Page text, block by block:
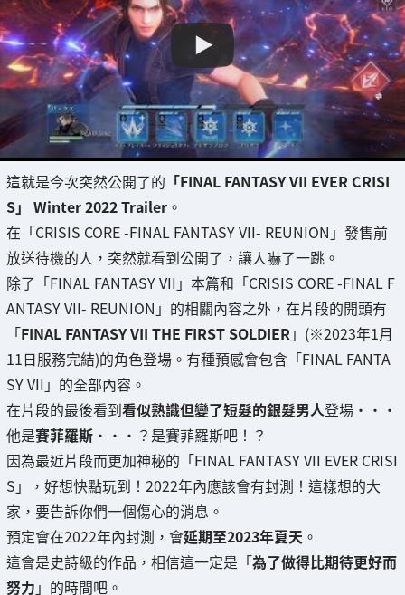
這就是今次突然公開了的 「FINAL FANTASY VII EVER CRISI
S」 Winter 2022 Trailer 。
在「CRISIS CORE -FINAL FANTASY VII- REUNION」發售前
放送待機的人，突然就看到公開了，讓人嚇了一跳。
除了「FINAL FANTASY VII」本篇和「CRISIS CORE -FINAL F
ANTASY VII- REUNION」的相關內容之外，在片段的開頭有
「FINAL FANTASY VII THE FIRST SOLDIER 」(※2023年1月
11日服務完結)的角色登場。有種預感會包含「FINAL FANTA
SY VII」的全部內容。
在片段的最後看到看似熟識但變了短髮的銀髮男人登場・・・
他是賽菲羅斯 ・・・？是賽菲羅斯吧！？
因為最近片段而更加神秘的「FINAL FANTASY VII EVER CRISI
S」，好想快點玩到！2022年內應該會有封測！這樣想的大
家，要告訴你們一個傷心的消息。
預定會在2022年內封測，會延期至2023年夏天 。
這會是史詩級的作品，相信這一定是「為了做得比期待更好而
努力 」的時間吧。